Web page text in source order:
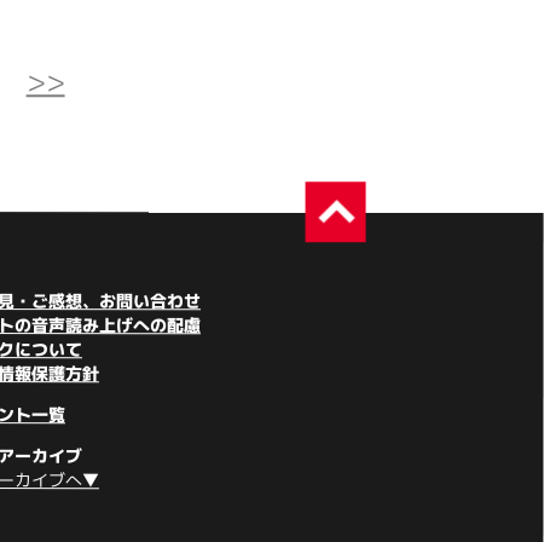
>>
・ご感想、お問い合わせ
の音声読み上げへの配慮
について
報保護方針
ト一覧
ーカイブ
カイブへ▼